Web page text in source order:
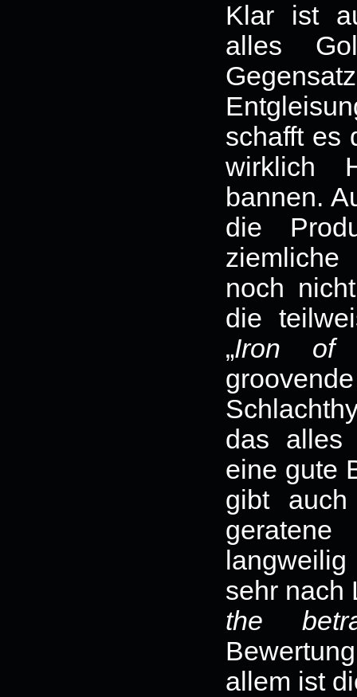
Klar ist
alles
schafft es
wirklich
bannen.
die
noch
die
„Iron of
das alles
eine gute
gibt
sehr nach
the
allem ist